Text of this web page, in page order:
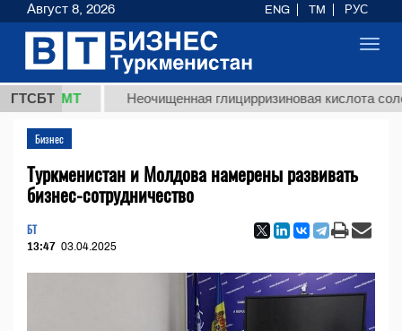
ГТСБТ
ТМТ Неочищенная глицирризиновая кислота
Бизнес
Туркменистан и Молдова намерены развивать
бизнес-сотрудничество
БТ
13:47 03.04.2025
Август 8, 2026 ENG TM РУС